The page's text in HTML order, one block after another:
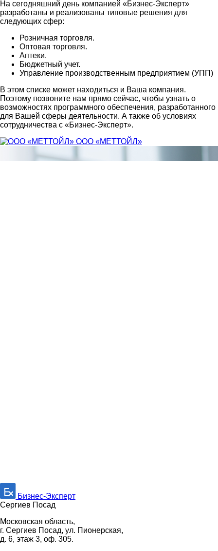
На сегодняшний день компанией «Бизнес-Эксперт»
разработаны и реализованы типовые решения для
следующих сфер:
Розничная торговля.
Оптовая торговля.
Аптеки.
Бюджетный учет.
Управление производственным предприятием (УПП)
В этом списке может находиться и Ваша компания.
Поэтому позвоните нам прямо сейчас, чтобы узнать о
возможностях программного обеспечения, разработанного
для Вашей сферы деятельности. А также об условиях
сотрудничества с «Бизнес-Эксперт».
ООО «МЕТТОЙЛ»
Бизнес-Эксперт
Сергиев Посад
Московская область,
г. Сергиев Посад, ул. Пионерская,
д. 6, этаж 3, оф. 305.